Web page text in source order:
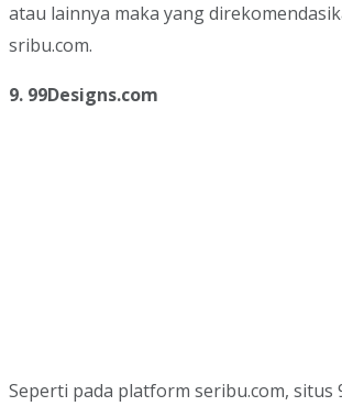
atau lainnya maka yang
sribu.com.
9. 99Designs.com
Seperti pada platform seribu.com, situs